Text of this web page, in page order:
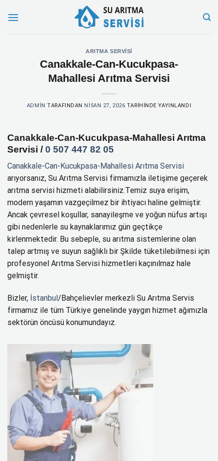
atla
ARITMA SERVISI
Canakkale-Can-Kucukpasa-
Mahallesi Arıtma Servisi
ADMIN TARAFINDAN NISAN 27, 2026 TARIHINDE YAYINLANDI
Canakkale-Can-Kucukpasa-Mahallesi Arıtma
Servisi / 0 507 447 82 05
Canakkale-Can-Kucukpasa-Mahallesi Arıtma Servisi
arıyorsanız, Su Arıtma Servisi firmamızla iletişime geçerek
arıtma servisi hizmeti alabilirsiniz.Temiz suya erişim,
modern yaşamın vazgeçilmez bir ihtiyacı haline gelmiştir.
Ancak çevresel koşullar, sanayileşme ve yoğun nüfus artışı
gibi nedenlerle su kaynaklarımız gün geçtikçe
kirlenmektedir. Bu sebeple, su arıtma sistemlerine olan
talep artmış ve suyun sağlıklı bir Şkilde tüketilebilmesi için
profesyonel Arıtma Servisi hizmetleri kaçınılmaz hale
gelmiştir.
Bizler, İstanbul/Bahçelievler merkezli Su Arıtma Servis
firmamız ile tüm Türkiye genelinde yaygın hizmet ağımızla
sektörün öncüsü konumundayız.